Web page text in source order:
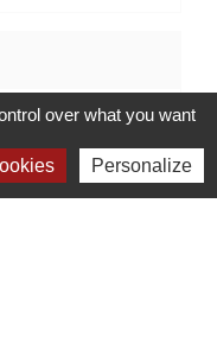
sur cette page
over what you want
Personalize